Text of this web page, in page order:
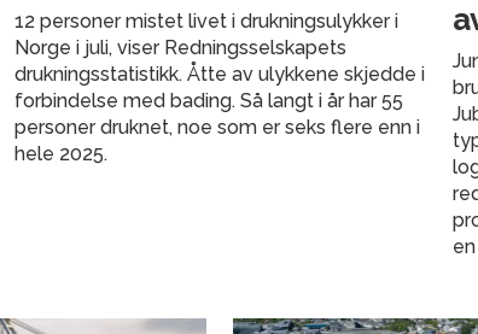
12 personer mistet livet i drukningsulykker i
Norge i juli, viser Redningsselskapets
drukningsstatistikk. Åtte av ulykkene skjedde i
forbindelse med bading. Så langt i år har 55
personer druknet, noe som er seks flere enn i
hele 2025.